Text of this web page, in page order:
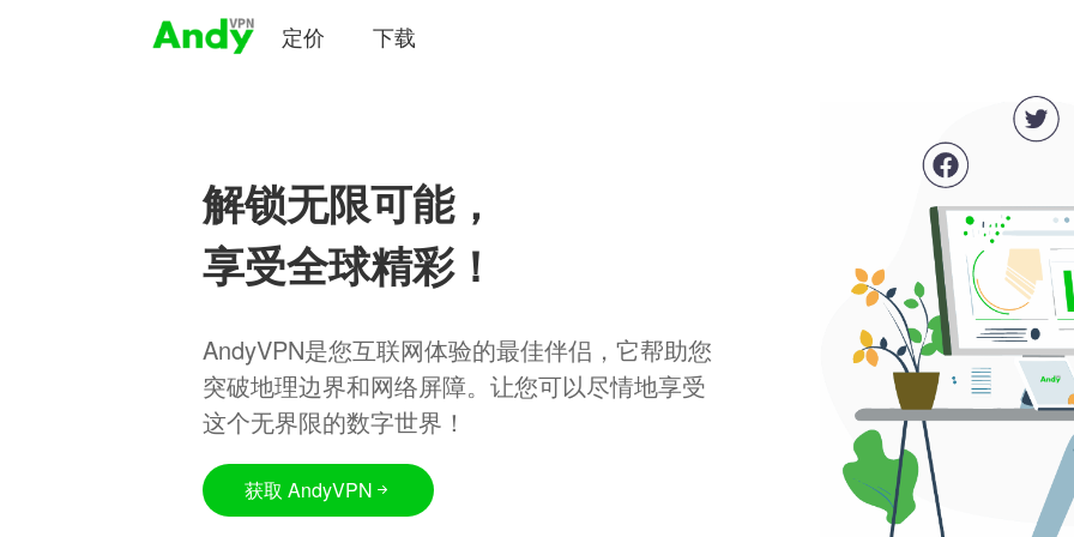
定价 下载
解锁无限可能，
享受全球精彩！
AndyVPN是您互联网体验的最佳伴侣，它帮助您
突破地理边界和网络屏障。让您可以尽情地享受
这个无界限的数字世界！
获取 AndyVPN